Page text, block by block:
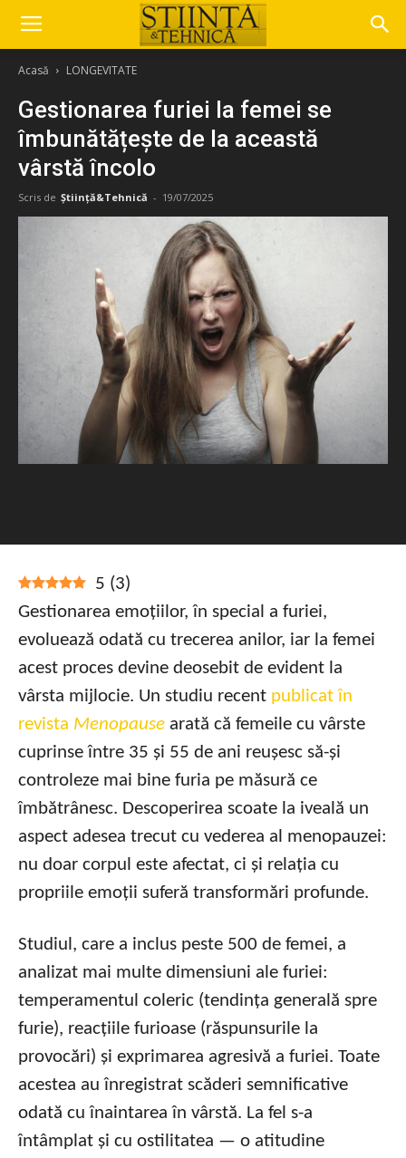
Acasă LONGEVITATE
Gestionarea furiei la femei se
îmbunătățește de la această
vârstă încolo
Scris de Știință&Tehnică - 19/07/2025
5 (3)
Gestionarea emoțiilor, în special a furiei,
evoluează odată cu trecerea anilor, iar la femei
acest proces devine deosebit de evident la
vârsta mijlocie. Un studiu recent publicat în
revista Menopause arată că femeile cu vârste
cuprinse între 35 și 55 de ani reușesc să-și
controleze mai bine furia pe măsură ce
îmbătrânesc. Descoperirea scoate la iveală un
aspect adesea trecut cu vederea al menopauzei:
nu doar corpul este afectat, ci și relația cu
propriile emoții suferă transformări profunde.
Studiul, care a inclus peste 500 de femei, a
analizat mai multe dimensiuni ale furiei:
temperamentul coleric (tendința generală spre
furie), reacțiile furioase (răspunsurile la
provocări) și exprimarea agresivă a furiei. Toate
acestea au înregistrat scăderi semnificative
odată cu înaintarea în vârstă. La fel s-a
întâmplat și cu ostilitatea — o atitudine